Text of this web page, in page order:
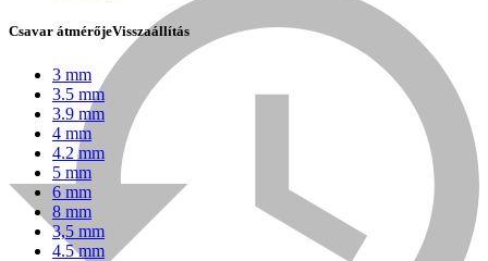
Csavar átmérőjeVisszaállítás
3 mm
3.5 mm
3.9 mm
4 mm
4.2 mm
5 mm
6 mm
8 mm
3,5 mm
4.5 mm